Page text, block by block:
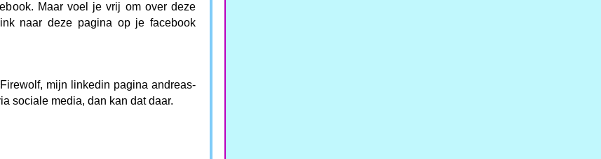
Maar voel je vrij om over deze
naar deze pagina op je facebook
mijn linkedin pagina andreas-
sociale media, dan kan dat daar.